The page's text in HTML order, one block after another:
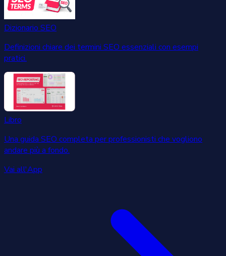
Dizionario SEO
Definizioni chiare dei termini SEO essenziali con esempi
pratici.
Libro
Una guida SEO completa per professionisti che vogliono
andare più a fondo.
Vai all'App